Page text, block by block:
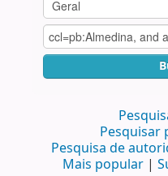
Pesquisar
Pesquisa de
Mais popular